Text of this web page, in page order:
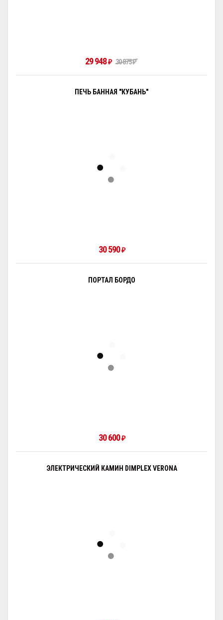
29 948₽ 30 875₽
ПЕЧЬ БАННАЯ "КУБАНЬ"
30 590₽
ПОРТАЛ БОРДО
30 600₽
ЭЛЕКТРИЧЕСКИЙ КАМИН DIMPLEX VERONA